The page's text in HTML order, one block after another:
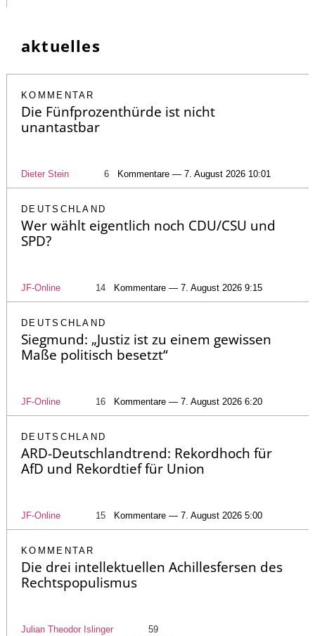
aktuelles
KOMMENTAR
Die Fünfprozenthürde ist nicht
unantastbar
Dieter Stein 6 Kommentare — 7. August 2026 10:01
DEUTSCHLAND
Wer wählt eigentlich noch CDU/CSU und
SPD?
JF-Online 14 Kommentare — 7. August 2026 9:15
DEUTSCHLAND
Siegmund: „Justiz ist zu einem gewissen
Maße politisch besetzt“
JF-Online 16 Kommentare — 7. August 2026 6:20
DEUTSCHLAND
ARD-Deutschlandtrend: Rekordhoch für
AfD und Rekordtief für Union
JF-Online 15 Kommentare — 7. August 2026 5:00
KOMMENTAR
Die drei intellektuellen Achillesfersen des
Rechtspopulismus
Julian Theodor Islinger
59